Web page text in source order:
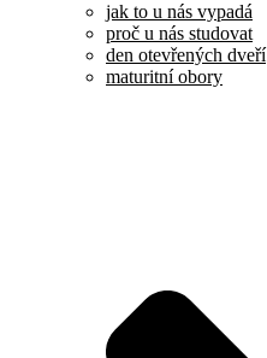
jak to u nás vypadá
proč u nás studovat
den otevřených dveří
maturitní obory